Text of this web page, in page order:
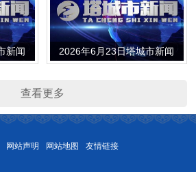
新闻 2026年6月23日塔城市新闻
查看更多
网站声明 网站地图 友情链接